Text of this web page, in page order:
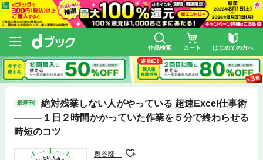
作品検索 カート はじめての方へ
最新刊
絶対残業しない人がやっている 超速Excel仕事術
―――１日２時間かかっていた作業を５分で終わらせる
時短のコツ
奥谷隆一